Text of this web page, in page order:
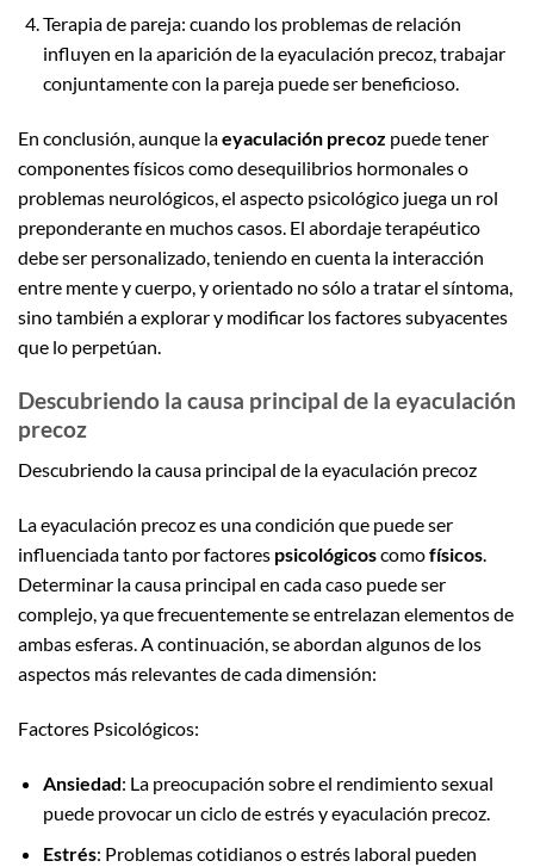
Terapia de pareja: cuando los problemas de relación
influyen en la aparición de la eyaculación precoz, trabajar
conjuntamente con la pareja puede ser beneficioso.
En conclusión, aunque laeyaculación precoz puede tener
componentes físicos como desequilibrios hormonales o
problemas neurológicos, el aspecto psicológico juega un rol
preponderante en muchos casos. El abordaje terapéutico
debe ser personalizado, teniendo en cuenta la interacción
entre mente y cuerpo, y orientado no sólo a tratar el síntoma,
sino también a explorar y modificar los factores subyacentes
que lo perpetúan.
Descubriendo la causa principal de la eyaculación
precoz
Descubriendo la causa principal de la eyaculación precoz
La eyaculación precoz es una condición que puede ser
influenciada tanto por factores psicológicoscomofísicos.
Determinar la causa principal en cada caso puede ser
complejo, ya que frecuentemente se entrelazan elementos de
ambas esferas. A continuación, se abordan algunos de los
aspectos más relevantes de cada dimensión:
Factores Psicológicos:
Ansiedad: La preocupación sobre el rendimiento sexual
puede provocar un ciclo de estrés y eyaculación precoz.
Estrés: Problemas cotidianos o estrés laboral pueden